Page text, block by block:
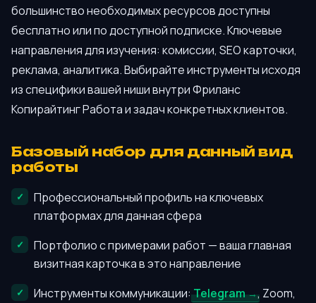
большинство необходимых ресурсов доступны
бесплатно или по доступной подписке. Ключевые
направления для изучения: комиссии, SEO карточки,
реклама, аналитика. Выбирайте инструменты исходя
из специфики вашей ниши внутри Фриланс
Копирайтинг Работа и задач конкретных клиентов.
Базовый набор для данный вид
работы
Профессиональный профиль на ключевых
платформах для данная сфера
Портфолио с примерами работ — ваша главная
визитная карточка в это направление
Инструменты коммуникации:Telegram
, Zoom,